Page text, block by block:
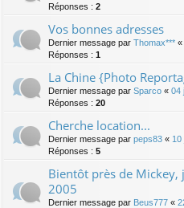
Réponses : 2
Vos bonnes adresses
Dernier message par Thomax*** «
Réponses : 1
La Chine {Photo
Dernier message par Sparco « 04
Réponses : 20
Cherche location...
Dernier message par peps83 « 10
Réponses : 5
Bientôt près de
2005
Dernier message par Beus777 «